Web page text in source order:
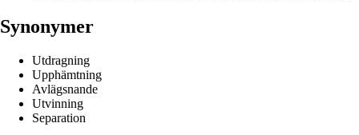
Synonymer
Utdragning
Upphämtning
Avlägsnande
Utvinning
Separation